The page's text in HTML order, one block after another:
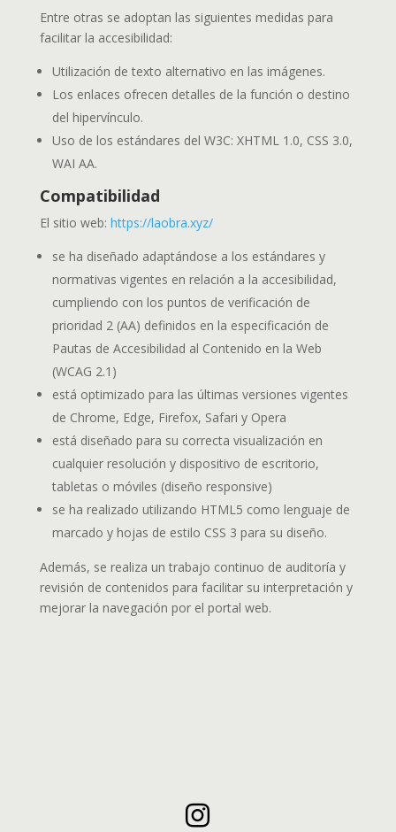
Entre otras se adoptan las siguientes medidas para
facilitar la accesibilidad:
Utilización de texto alternativo en las imágenes.
Los enlaces ofrecen detalles de la función o destino
del hipervínculo.
Uso de los estándares del W3C: XHTML 1.0, CSS 3.0,
WAI AA.
Compatibilidad
El sitio web: https://laobra.xyz/
se ha diseñado adaptándose a los estándares y
normativas vigentes en relación a la accesibilidad,
cumpliendo con los puntos de verificación de
prioridad 2 (AA) definidos en la especificación de
Pautas de Accesibilidad al Contenido en la Web
(WCAG 2.1)
está optimizado para las últimas versiones vigentes
de Chrome, Edge, Firefox, Safari y Opera
está diseñado para su correcta visualización en
cualquier resolución y dispositivo de escritorio,
tabletas o móviles (diseño responsive)
se ha realizado utilizando HTML5 como lenguaje de
marcado y hojas de estilo CSS 3 para su diseño.
Además, se realiza un trabajo continuo de auditoría y
revisión de contenidos para facilitar su interpretación y
mejorar la navegación por el portal web.
